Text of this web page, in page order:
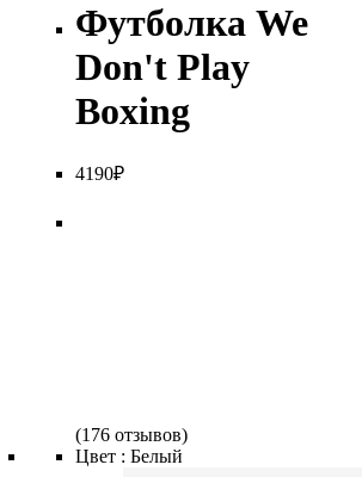
Футболка We
Don't Play
Boxing
4190₽
(176 отзывов)
Цвет : Белый